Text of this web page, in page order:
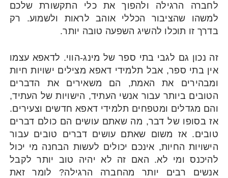
לחברה הרגילה ולהפוך את כלי התקשורת שלכם
למשהו שהציבור הכללי אוהב לראות ולשמוע. רק
בדרך זו תוכלו להשיג השפעה טובה יותר.
זה נכון גם לגבי בתי ספר של מינג-הווי. לדאפא עצמו
אין בתי ספר, אבל תלמידי דאפא מצילים ישויות חיות
ומבהירים את האמת, הם משאירים את הדברים
הטובים ביותר עבור אנשי העתיד, הישויות של העתיד,
והם מגדלים ומטפחים תלמידי דאפא חדשים וצעירים.
אז בסופו של דבר, מה שאתם עושים הם כולם דברים
טובים. אז משום שאתם עושים דברים טובים עבור
הישויות החיות, אינכם יכולים לעשות הבחנה מי יכול
להיכנס ומי לא. האם זה לא יהיה טוב יותר לקבל
אנשים רבים יותר מהחברה הרגילה? לומר זאת